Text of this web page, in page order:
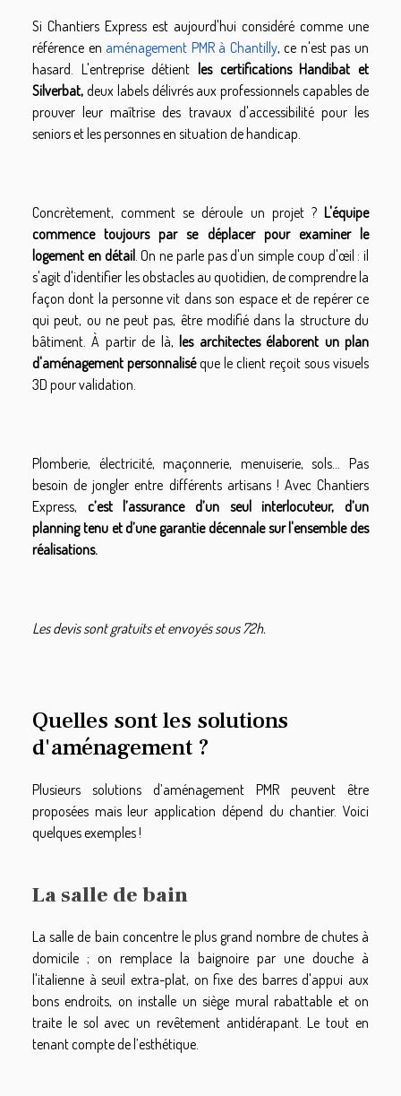
Si Chantiers Express est aujourd'hui considéré comme une
référence en aménagement PMR à Chantilly, ce n'est pas un
hasard. L'entreprise détient les certifications Handibat et
Silverbat, deux labels délivrés aux professionnels capables de
prouver leur maîtrise des travaux d'accessibilité pour les
seniors et les personnes en situation de handicap.
Concrètement, comment se déroule un projet ?L'équipe
commence toujours par se déplacer pour examiner le
logement en détail. On ne parle pas d'un simple coup d'œil : il
s'agit d'identifier les obstacles au quotidien, de comprendre la
façon dont la personne vit dans son espace et de repérer ce
qui peut, ou ne peut pas, être modifié dans la structure du
bâtiment. À partir de là, les architectes élaborent un plan
d'aménagement personnaliséque le client reçoit sous visuels
3D pour validation.
Plomberie, électricité, maçonnerie, menuiserie, sols… Pas
besoin de jongler entre différents artisans ! Avec Chantiers
Express, c’est l’assurance d’un seul interlocuteur, d’un
planning tenu et d’une garantie décennale sur l'ensemble des
réalisations.
Les devis sont gratuits et envoyés sous 72h.
Quelles sont les solutions
d'aménagement ?
Plusieurs solutions d’aménagement PMR peuvent être
proposées mais leur application dépend du chantier. Voici
quelques exemples !
La salle de bain
La salle de bain concentre le plus grand nombre de chutes à
domicile ; on remplace la baignoire par une douche à
l'italienne à seuil extra-plat, on fixe des barres d'appui aux
bons endroits, on installe un siège mural rabattable et on
traite le sol avec un revêtement antidérapant. Le tout en
tenant compte de l’esthétique.